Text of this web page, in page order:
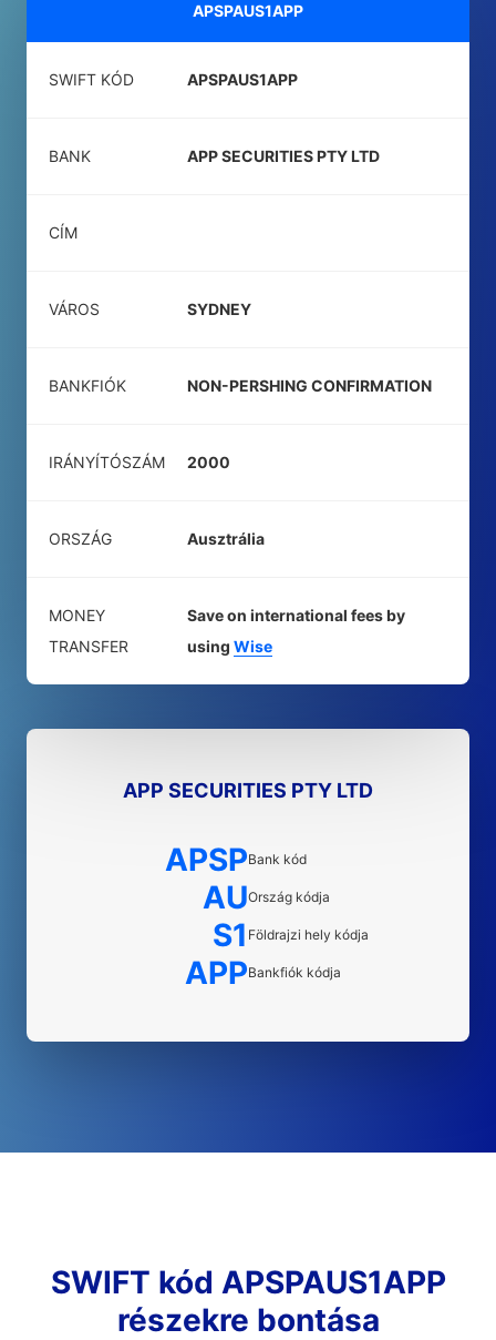
APSPAUS1APP
SWIFT KÓD APSPAUS1APP
BANK APP SECURITIES PTY LTD
CÍM
VÁROS SYDNEY
BANKFIÓK NON-PERSHING CONFIRMATION
IRÁNYÍTÓSZÁM 2000
ORSZÁG Ausztrália
MONEY
TRANSFER
Save on international fees by
using Wise
APP SECURITIES PTY LTD
APSPBank kód
AUOrszág kódja
S1 Földrajzi hely kódja
APPBankfiók kódja
SWIFT kód APSPAUS1APP
részekre bontása